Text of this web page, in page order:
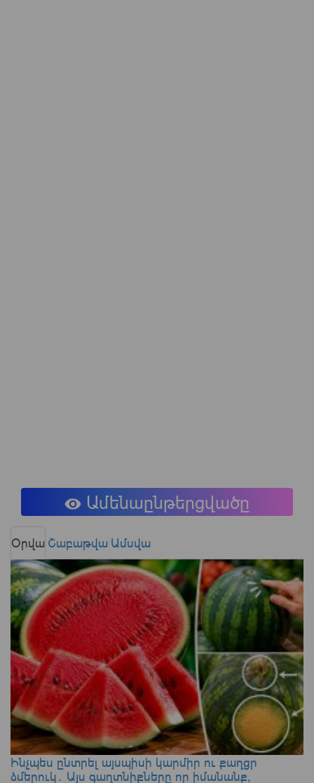
Ամենաընթերցվածը
Օրվա Շաբաթվա Ամսվա
Ինչպես ընտրել այսպիսի կարմիր ու քաղցր
ձմերուկ․ Այս գաղտնիքները որ իմանանք,